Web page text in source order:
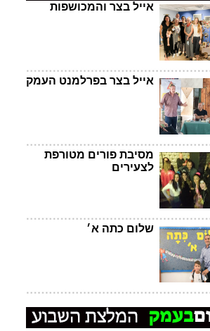
אייל בצר והמכושפות
אייל בצר בפרלמנט העמק
מסיבת פורים מטורפת
לצעירים
שלום כתה א׳